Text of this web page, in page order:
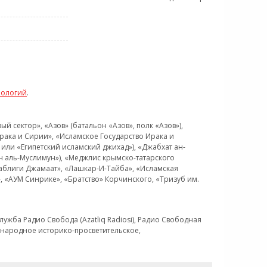
.
«Азов» (батальон «Азов», полк «Азов»),
и Сирии», «Исламское Государство Ирака и
«Египетский исламский джихад»), «Джабхат ан-
Муслимун»), «Меджлис крымско-татарского
Джамаат», «Лашкар-И-Тайба», «Исламская
Синрике», «Братство» Корчинского, «Тризуб им.
Радио Свобода (Azatliq Radiosi), Радио Свободная
историко-просветительское,